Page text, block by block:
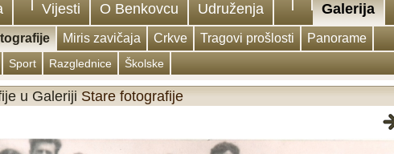
Vijesti O Benkovcu Udruženja Galerija
Miris zavičaja Crkve Tragovi prošlosti Panorame
Sport Razglednice Školske
u Galeriji Stare fotografije